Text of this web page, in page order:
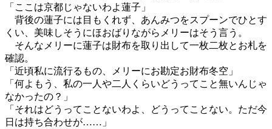
「ここは京都じゃないわよ蓮子」
背後の蓮子には目もくれず、あんみつをスプーンでひとす
くい、美味しそうにほおばりながらメリーはそう言う。
そんなメリーに蓮子は財布を取り出して一枚二枚とお札を
確認。
「近頃私に流行るもの、メリーにお勘定お財布冬空」
「何よもう、私の一人や二人くらいどうってこと無いんじゃ
なかったの？」
「それはどうってことないわよ、どうってことない。ただ今
日は持ち合わせが……」